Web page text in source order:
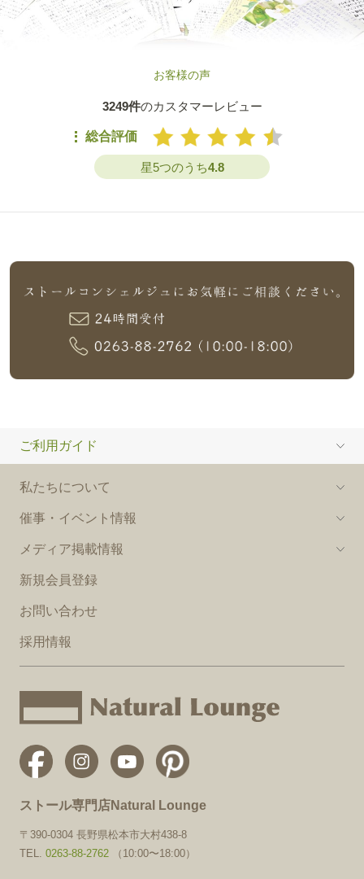
お客様の声
3249件のカスタマーレビュー
総合評価
星5つのうち4.8
ご利用ガイド
私たちについて
催事・イベント情報
メディア掲載情報
新規会員登録
お問い合わせ
採用情報
ストール専門店Natural Lounge
〒390-0304 長野県松本市大村438-8
TEL. 0263-88-2762（10:00〜18:00）